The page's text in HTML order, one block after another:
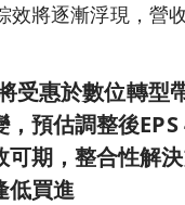
效將逐漸浮現，營
受惠於數位轉型
，預估調整後
可期，整合性解
低買進